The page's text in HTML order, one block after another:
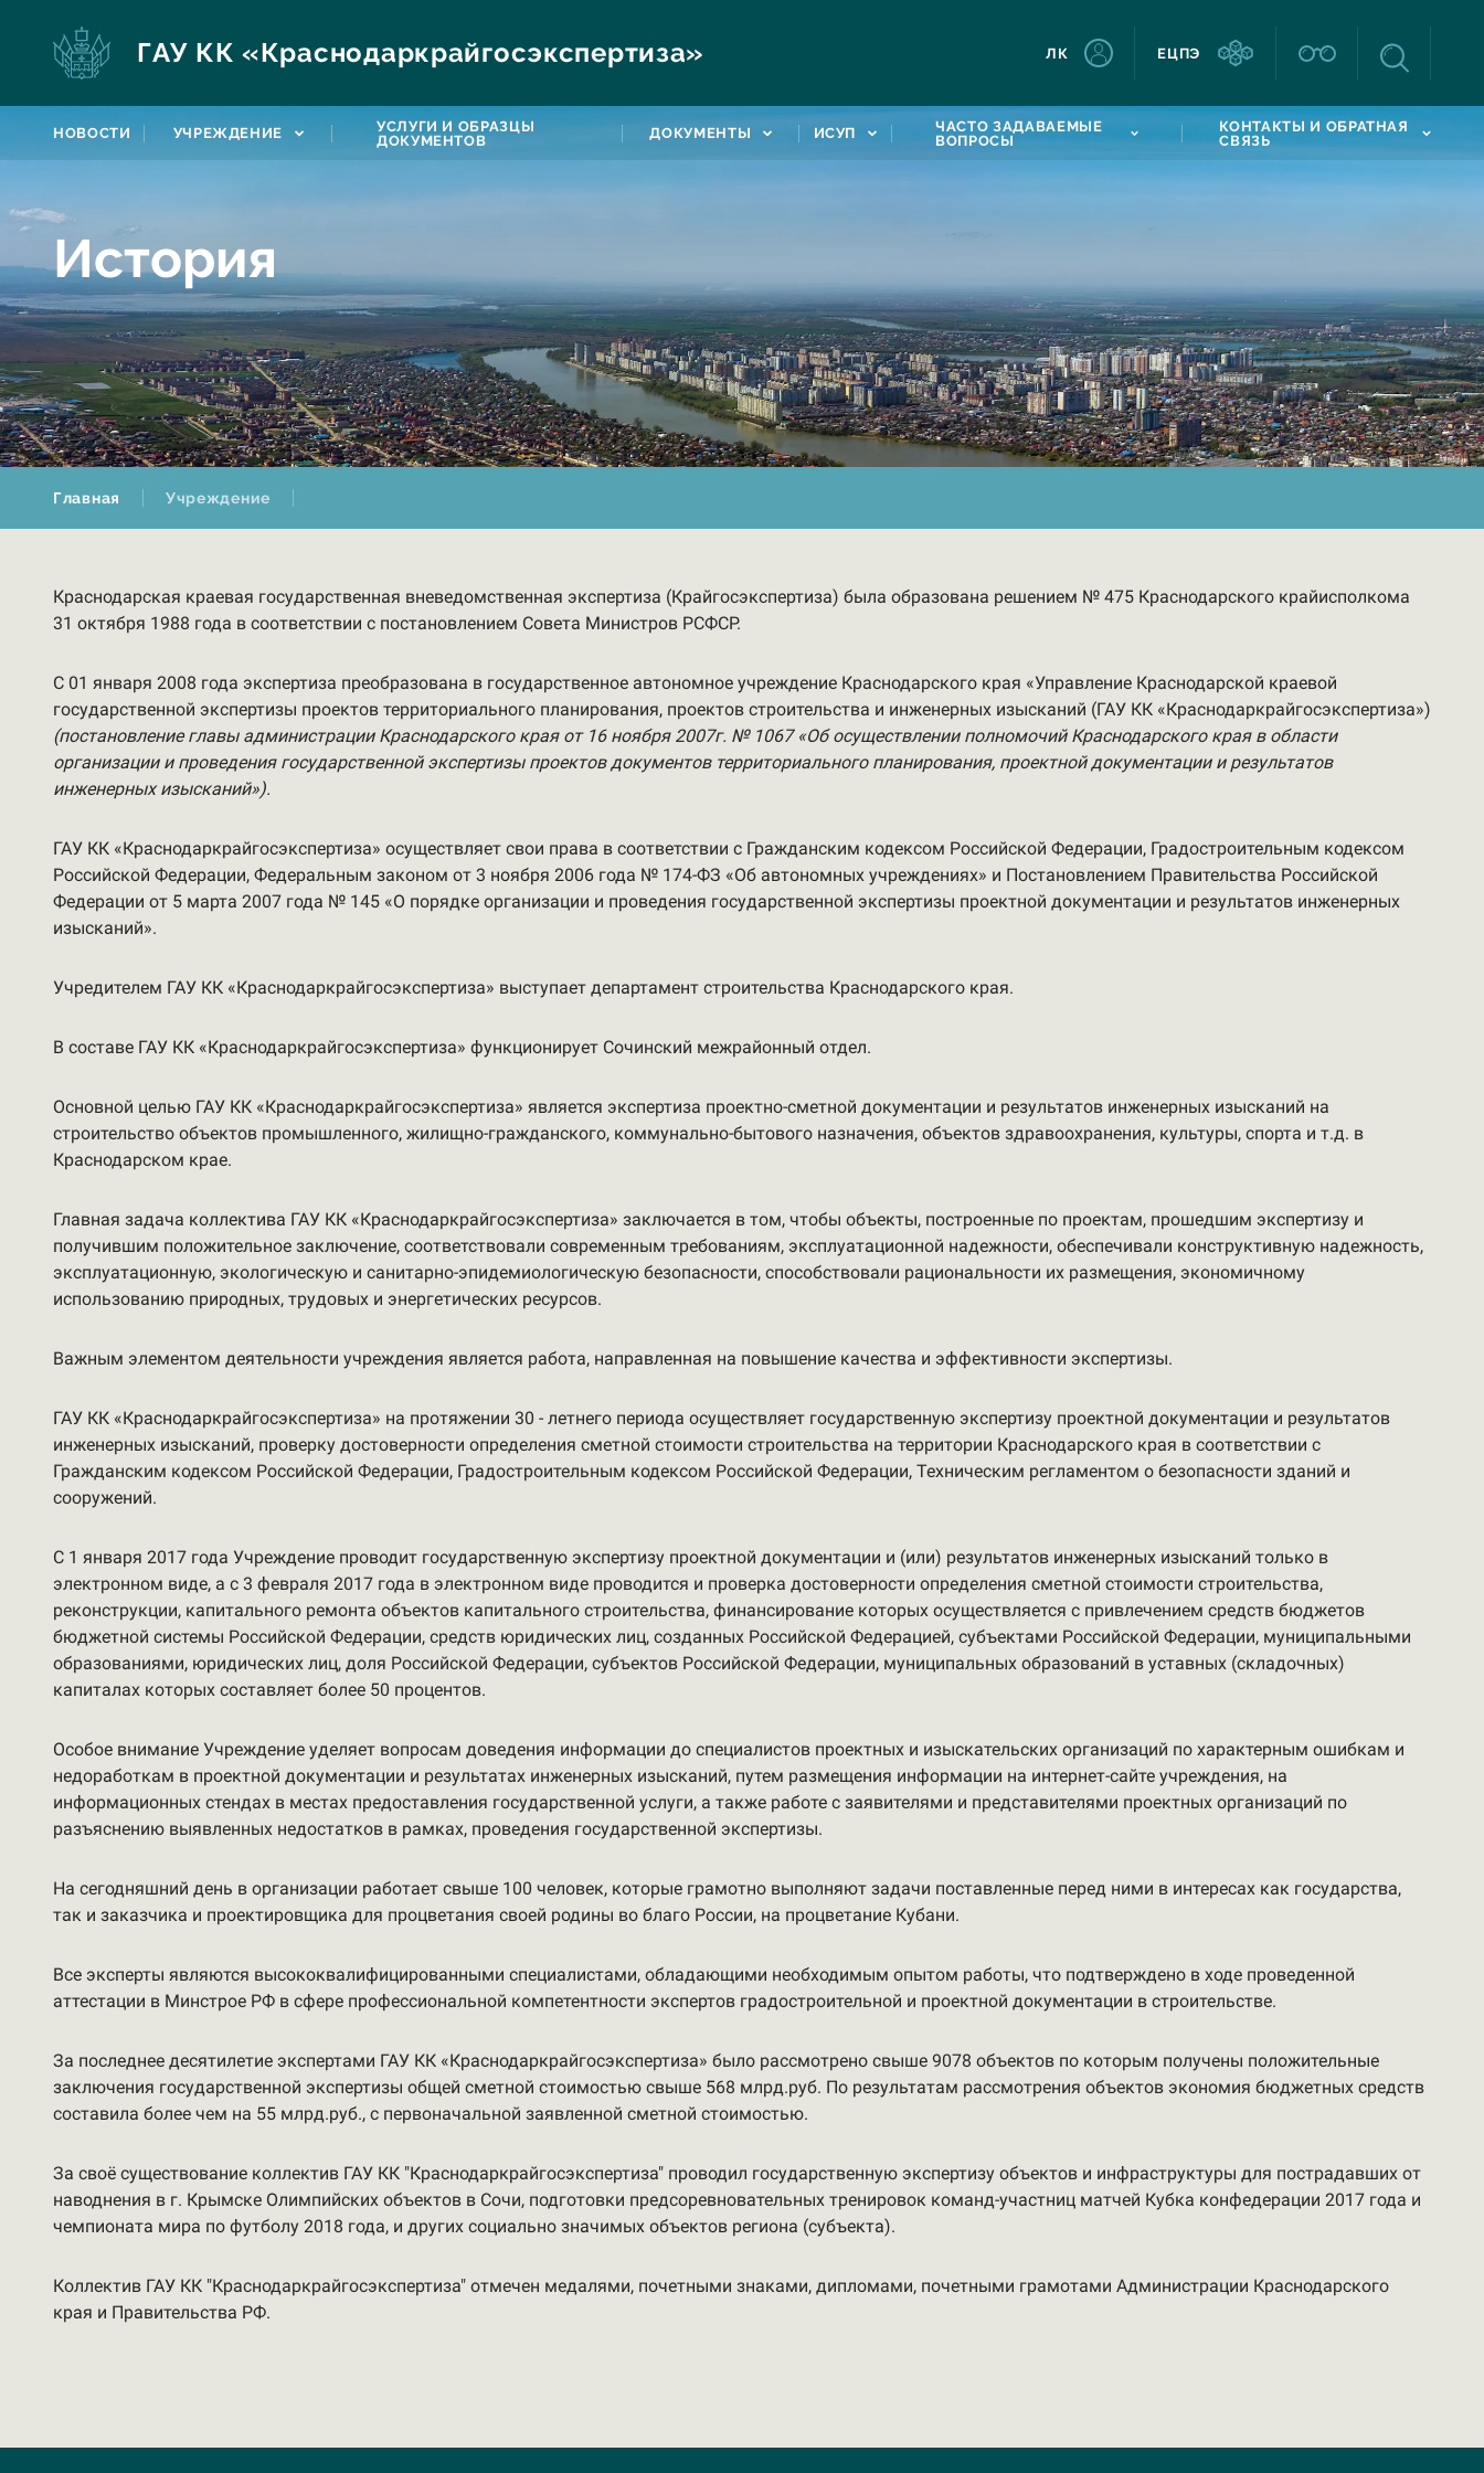
ГАУ КК «Краснодаркрайгосэкспертиза»
НОВОСТИ УЧРЕЖДЕНИЕ
УСЛУГИ И ОБРАЗЦЫ
ДОКУМЕНТОВ
ДОКУМЕНТЫ ИСУП
ЧАСТО ЗАДАВАЕМЫЕ
ВОПРОСЫ
КОНТАКТЫ И ОБРАТНАЯ
СВЯЗЬ
ЛК ЕЦПЭ
История
Главная Учреждение
Краснодарская краевая государственная вневедомственная экспертиза (Крайгосэкспертиза) была образована решением № 475 Краснодарского крайисполкома
31 октября 1988 года в соответствии с постановлением Совета Министров РСФСР.
С 01 января 2008 года экспертиза преобразована в государственное автономное учреждение Краснодарского края «Управление Краснодарской краевой
государственной экспертизы проектов территориального планирования, проектов строительства и инженерных изысканий (ГАУ КК «Краснодаркрайгосэкспертиза»)
(постановление главы администрации Краснодарского края от 16 ноября 2007г. № 1067 «Об осуществлении полномочий Краснодарского края в области
организации и проведения государственной экспертизы проектов документов территориального планирования, проектной документации и результатов
инженерных изысканий»).
ГАУ КК «Краснодаркрайгосэкспертиза» осуществляет свои права в соответствии с Гражданским кодексом Российской Федерации, Градостроительным кодексом
Российской Федерации, Федеральным законом от 3 ноября 2006 года № 174-ФЗ «Об автономных учреждениях» и Постановлением Правительства Российской
Федерации от 5 марта 2007 года № 145 «О порядке организации и проведения государственной экспертизы проектной документации и результатов инженерных
изысканий».
Учредителем ГАУ КК «Краснодаркрайгосэкспертиза» выступает департамент строительства Краснодарского края.
В составе ГАУ КК «Краснодаркрайгосэкспертиза» функционирует Сочинский межрайонный отдел.
Основной целью ГАУ КК «Краснодаркрайгосэкспертиза» является экспертиза проектно-сметной документации и результатов инженерных изысканий на
строительство объектов промышленного, жилищно-гражданского, коммунально-бытового назначения, объектов здравоохранения, культуры, спорта и т.д. в
Краснодарском крае.
Главная задача коллектива ГАУ КК «Краснодаркрайгосэкспертиза» заключается в том, чтобы объекты, построенные по проектам, прошедшим экспертизу и
получившим положительное заключение, соответствовали современным требованиям, эксплуатационной надежности, обеспечивали конструктивную надежность,
эксплуатационную, экологическую и санитарно-эпидемиологическую безопасности, способствовали рациональности их размещения, экономичному
использованию природных, трудовых и энергетических ресурсов.
Важным элементом деятельности учреждения является работа, направленная на повышение качества и эффективности экспертизы.
ГАУ КК «Краснодаркрайгосэкспертиза» на протяжении 30 - летнего периода осуществляет государственную экспертизу проектной документации и результатов
инженерных изысканий, проверку достоверности определения сметной стоимости строительства на территории Краснодарского края в соответствии с
Гражданским кодексом Российской Федерации, Градостроительным кодексом Российской Федерации, Техническим регламентом о безопасности зданий и
сооружений.
С 1 января 2017 года Учреждение проводит государственную экспертизу проектной документации и (или) результатов инженерных изысканий только в
электронном виде, а с 3 февраля 2017 года в электронном виде проводится и проверка достоверности определения сметной стоимости строительства,
реконструкции, капитального ремонта объектов капитального строительства, финансирование которых осуществляется с привлечением средств бюджетов
бюджетной системы Российской Федерации, средств юридических лиц, созданных Российской Федерацией, субъектами Российской Федерации, муниципальными
образованиями, юридических лиц, доля Российской Федерации, субъектов Российской Федерации, муниципальных образований в уставных (складочных)
капиталах которых составляет более 50 процентов.
Особое внимание Учреждение уделяет вопросам доведения информации до специалистов проектных и изыскательских организаций по характерным ошибкам и
недоработкам в проектной документации и результатах инженерных изысканий, путем размещения информации на интернет-сайте учреждения, на
информационных стендах в местах предоставления государственной услуги, а также работе с заявителями и представителями проектных организаций по
разъяснению выявленных недостатков в рамках, проведения государственной экспертизы.
На сегодняшний день в организации работает свыше 100 человек, которые грамотно выполняют задачи поставленные перед ними в интересах как государства,
так и заказчика и проектировщика для процветания своей родины во благо России, на процветание Кубани.
Все эксперты являются высококвалифицированными специалистами, обладающими необходимым опытом работы, что подтверждено в ходе проведенной
аттестации в Минстрое РФ в сфере профессиональной компетентности экспертов градостроительной и проектной документации в строительстве.
За последнее десятилетие экспертами ГАУ КК «Краснодаркрайгосэкспертиза» было рассмотрено свыше 9078 объектов по которым получены положительные
заключения государственной экспертизы общей сметной стоимостью свыше 568 млрд.руб. По результатам рассмотрения объектов экономия бюджетных средств
составила более чем на 55 млрд.руб., с первоначальной заявленной сметной стоимостью.
За своё существование коллектив ГАУ КК "Краснодаркрайгосэкспертиза" проводил государственную экспертизу объектов и инфраструктуры для пострадавших от
наводнения в г. Крымске Олимпийских объектов в Сочи, подготовки предсоревновательных тренировок команд-участниц матчей Кубка конфедерации 2017 года и
чемпионата мира по футболу 2018 года, и других социально значимых объектов региона (субъекта).
Коллектив ГАУ КК "Краснодаркрайгосэкспертиза" отмечен медалями, почетными знаками, дипломами, почетными грамотами Администрации Краснодарского
края и Правительства РФ.